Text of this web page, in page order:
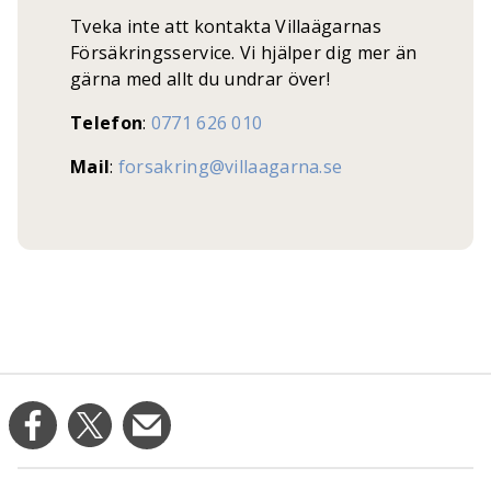
Tveka inte att kontakta Villaägarnas
Försäkringsservice. Vi hjälper dig mer än
gärna med allt du undrar över!
Telefon: 0771 626 010
Mail: forsakring@villaagarna.se